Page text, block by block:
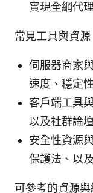
實現全網代
常見工具與資源
伺服器商家
速度、穩定
客戶端工具
以及社群論
安全性資源
保護法、以
可參考的資源與